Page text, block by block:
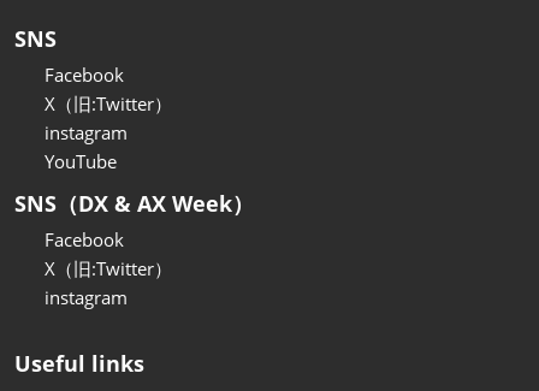
SNS
Facebook
X（旧:Twitter）
instagram
YouTube
SNS（DX & AX Week）
Facebook
X（旧:Twitter）
instagram
Useful links